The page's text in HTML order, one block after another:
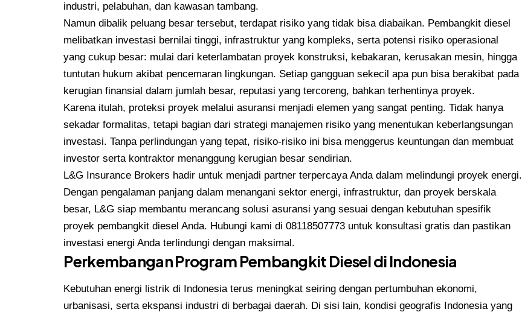
industri, pelabuhan, dan kawasan tambang.
Namun dibalik peluang besar tersebut, terdapat risiko yang tidak bisa diabaikan. Pembangkit diesel
melibatkan investasi bernilai tinggi, infrastruktur yang kompleks, serta potensi risiko operasional
yang cukup besar: mulai dari keterlambatan proyek konstruksi, kebakaran, kerusakan mesin, hingga
tuntutan hukum akibat pencemaran lingkungan. Setiap gangguan sekecil apa pun bisa berakibat pada
kerugian finansial dalam jumlah besar, reputasi yang tercoreng, bahkan terhentinya proyek.
Karena itulah, proteksi proyek melalui asuransi menjadi elemen yang sangat penting. Tidak hanya
sekadar formalitas, tetapi bagian dari strategi manajemen risiko yang menentukan keberlangsungan
investasi. Tanpa perlindungan yang tepat, risiko-risiko ini bisa menggerus keuntungan dan membuat
investor serta kontraktor menanggung kerugian besar sendirian.
L&G Insurance Brokers hadir untuk menjadi partner terpercaya Anda dalam melindungi proyek energi.
Dengan pengalaman panjang dalam menangani sektor energi, infrastruktur, dan proyek berskala
besar, L&G siap membantu merancang solusi asuransi yang sesuai dengan kebutuhan spesifik
proyek pembangkit diesel Anda. Hubungi kami di08118507773 untuk konsultasi gratis dan pastikan
investasi energi Anda terlindungi dengan maksimal.
Perkembangan Program Pembangkit Diesel di Indonesia
Kebutuhan energi listrik di Indonesia terus meningkat seiring dengan pertumbuhan ekonomi,
urbanisasi, serta ekspansi industri di berbagai daerah. Di sisi lain, kondisi geografis Indonesia yang